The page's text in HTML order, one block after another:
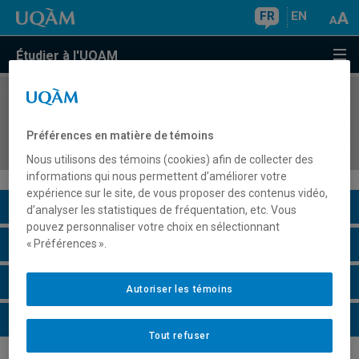
FR EN
Étudier à l'UQAM
COURS//
sociale
Description du cours
Horaire - Été 2026
Horaire - Automne 2026
Horaire - Hiver 2027
Préférences en matière de témoins
Nous utilisons des témoins (cookies) afin de collecter des
informations qui nous permettent d’améliorer votre
expérience sur le site, de vous proposer des contenus vidéo,
d’analyser les statistiques de fréquentation, etc. Vous
pouvez personnaliser votre choix en sélectionnant
« Préférences ».
Tout refuser
Autoriser les témoins